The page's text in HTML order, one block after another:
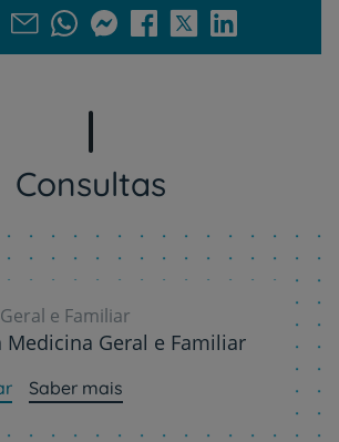
Consultas
e Familiar
Medicina Geral e Familiar
Saber mais